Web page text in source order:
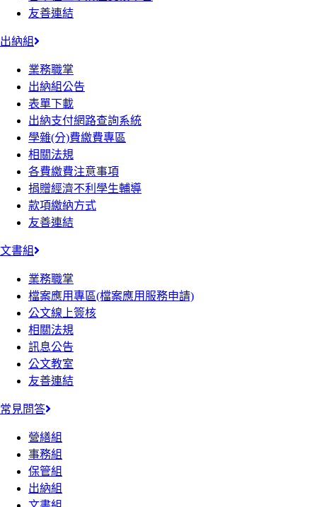
友善連結
出納組
業務職掌
出納組公告
表單下載
出納支付網路查詢系統
學雜(分)費繳費專區
相關法規
各費繳費注意事項
捐贈經濟不利學生輔導
款項繳納方式
友善連結
文書組
業務職掌
檔案應用專區(檔案應用服務申請)
公文線上簽核
相關法規
訊息公告
公文教室
友善連結
常見問答
營繕組
事務組
保管組
出納組